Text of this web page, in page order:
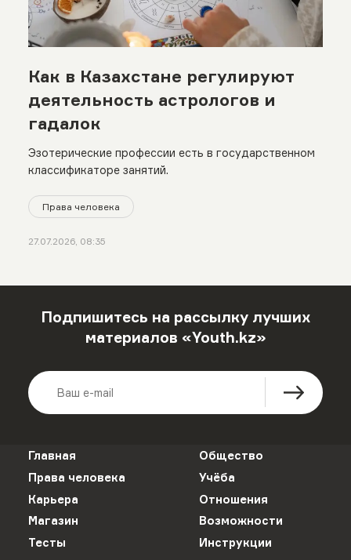
Как в Казахстане регулируют
деятельность астрологов и
гадалок
Эзотерические профессии есть в государственном
классификаторе занятий.
Права человека
27.07.2026, 08:35
Подпишитесь на рассылку лучших
материалов «Youth.kz»
Главная
Общество
Права человека
Учёба
Карьера
Отношения
Магазин
Возможности
Тесты
Инструкции